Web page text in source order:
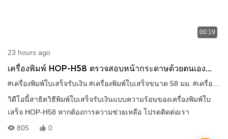
00:19
23 hours ago
เครื่องพิมพ์ HOP-H58 ตรวจสอบหน้ากระดาษด้วยตนเอง
อย่างไร
#เครื่องพิมพ์ใบเสร็จรับเงิน#เครื่องพิมพ์ใบเสร็จขนาด 58 มม. #เครื่องพิมพ์ใบเสร็จขนาด 2 นิ้ว
วิดีโอนี้สาธิตวิธีพิมพ์ใบเสร็จรับเงินแบบความร้อนของเครื่องพิมพ์ใบ
เสร็จ HOP-H58 หากต้องการความช่วยเหลือ โปรดติดต่อเรา
805
0